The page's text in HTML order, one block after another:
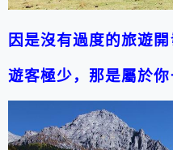
因是沒有過度的旅遊開
遊客極少，那是屬於你